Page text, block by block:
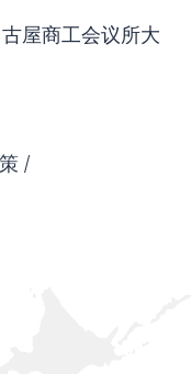
屋商工会议所大